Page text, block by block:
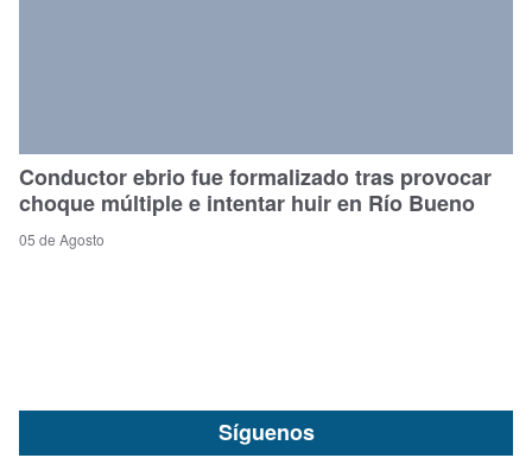
Conductor ebrio fue formalizado tras provocar
choque múltiple e intentar huir en Río Bueno
05 de Agosto
Síguenos